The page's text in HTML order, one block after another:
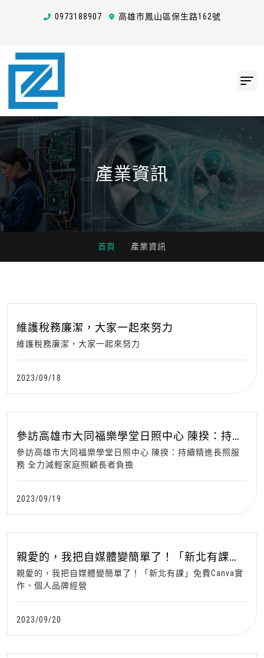
09731 88907 高雄市鳳山區保生路162號
產業資訊
首頁 產業資訊
親愛的，我把自媒體變簡單了！「新北有課」
免費Canva實作、個人品牌經營
親愛的，我把自媒體變簡單了！「新北有課」免費Canva實
作、個人品牌經營
2023/09/20
參訪高雄市大同福樂學堂日照中心 陳揆：持續
精進長照服務 全力減輕家庭照顧長者負擔
參訪高雄市大同福樂學堂日照中心 陳揆：持續精進長照服
務 全力減輕家庭照顧長者負擔
2023/09/19
維護稅務廉潔，大家一起來努力
維護稅務廉潔，大家一起來努力
2023/09/18